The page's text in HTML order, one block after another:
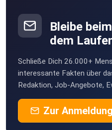
Bleibe
dem
Schließe Dich 26.000+
interessante Fakten über
Redaktion, Job-Angebote,
Zur Anmeldung